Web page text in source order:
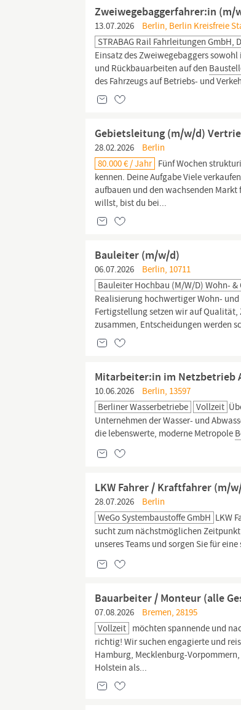
Zweiwegebaggerfahrer:in (m/
13.07.2026
Berlin, Berlin Kreisfreie
STRABAG Rail Fahrleitungen GmbH,
Einsatz des Zweiwegebaggers
und Rückbauarbeiten auf den
des Fahrzeugs auf Betriebs- und
Gebietsleitung (m/w/d)
28.02.2026
Berlin
80.000 € / Jahr Fünf Wochen
kennen. Deine Aufgabe Viele
aufbauen und den wachsenden
willst, bist du bei...
Bauleiter (m/w/d)
06.07.2026
Berlin, 10711
Bauleiter Hochbau (m/w/d) Wohn- &
Realisierung hochwertiger Wohn-
Fertigstellung setzen wir auf
zusammen, Entscheidungen werden
Mitarbeiter:in im Netzbetrieb
10.06.2026
Berlin, 13597
Berliner Wasserbetriebe
Vollzeit
Unternehmen der Wasser- und
die lebenswerte, moderne Metropole
LKW Fahrer / Kraftfahrer (m/
28.07.2026
Berlin
WeGo Systembaustoffe GmbH LKW
sucht zum nächstmöglichen
unseres Teams und sorgen Sie für
Bauarbeiter / Monteur (alle
07.08.2026
Bremen, 28195
Vollzeit möchten spannende und
richtig! Wir suchen engagierte und
Hamburg, Mecklenburg-
Holstein als...